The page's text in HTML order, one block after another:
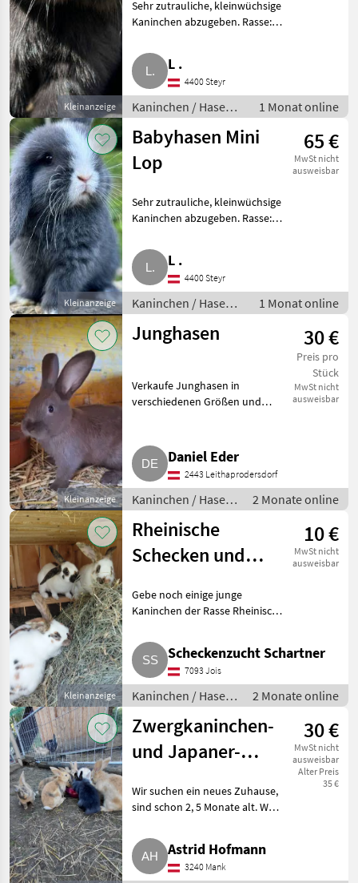
Kleinanzeige
Sehr zutrauliche, kleinwüchsige
Kaninchen abzugeben. Rasse:
Jungkaninchen
L .
4400 Steyr
Kaninchen / Hasen /
Jungkaninchen
1 Monat online
Kleinanzeige
Babyhasen Mini
Lop
65 €
MwSt nicht
ausweisbar
Sehr zutrauliche, kleinwüchsige
Kaninchen abzugeben. Rasse:
Jungkaninchen
L .
4400 Steyr
Kaninchen / Hasen /
Jungkaninchen
1 Monat online
Kleinanzeige
Junghasen 30 €
Preis pro
Stück
MwSt nicht
ausweisbar
Verkaufe Junghasen in
verschiedenen Größen und
Daniel Eder
2443 Leithaprodersdorf
Kaninchen / Hasen
/ Jungkaninchen
2 Monate online
Kleinanzeige
Rheinische
Schecken und
10 €
MwSt nicht
ausweisbar
Gebe noch einige junge
Kaninchen der Rasse Rheinische
Kaninchen ab. Diese
bekommen ca. 3 bis 4 kg und
werden sehr schnell zahm.
Beide Geschlech
Scheckenzucht Schartner
7093 Jois
Kaninchen / Hasen
/ Jungkaninchen
2 Monate online
Zwergkaninchen-
und Japaner-
30 €
MwSt nicht
ausweisbar
Alter Preis
35 €
Wir suchen ein neues Zuhause,
sind schon 2, 5 Monate alt. Wer
Außenhaltung gewöhnt und
lieben Streicheleinheiten sowie
leckere Karotten od
Astrid Hofmann
3240 Mank